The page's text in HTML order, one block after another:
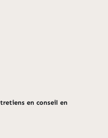
en conseil en